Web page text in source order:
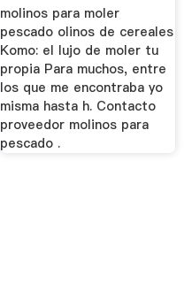
molinos para moler
pescado olinos de cereales
Komo: el lujo de moler tu
propia Para muchos, entre
los que me encontraba yo
misma hasta h. Contacto
proveedor molinos para
pescado .